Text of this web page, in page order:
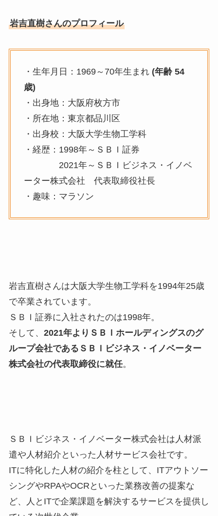
岩吉直樹さんのプロフィール
・生年月日：1969～70年生まれ (年齢 54
歳)
・出身地：大阪府枚方市
・所在地：東京都品川区
・出身校：大阪大学生物工学科
・経歴：1998年～ＳＢＩ証券
2021年～ＳＢＩビジネス・イノベ
ーター株式会社 代表取締役社長
・趣味：マラソン
岩吉直樹さんは大阪大学生物工学科を1994年25歳
で卒業されています。
ＳＢＩ証券に入社されたのは1998年。
そして、 2021年よりＳＢＩホールディングスのグ
ループ会社であるＳＢＩビジネス・イノベーター
株式会社の代表取締役に就任。
ＳＢＩビジネス・イノベーター株式会社は人材派
遣や人材紹介といった人材サービス会社です。
ITに特化した人材の紹介を柱として、ITアウトソー
シングやRPAやOCRといった業務改善の提案な
ど、人とITで企業課題を解決するサービスを提供し